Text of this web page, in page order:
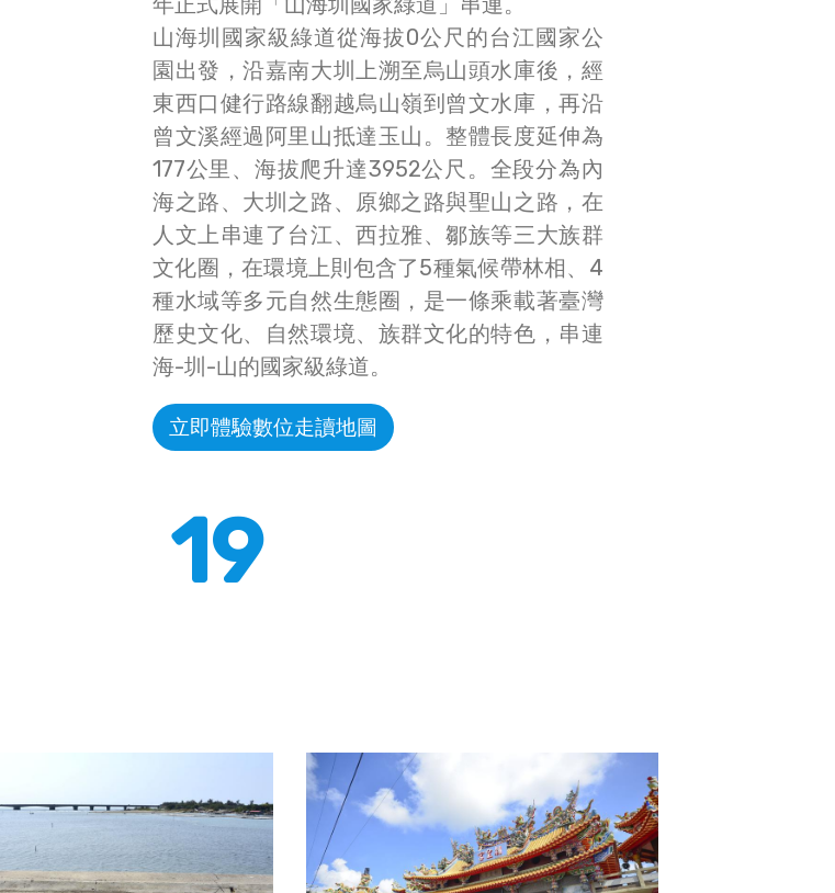
山海圳國家級綠道從海拔0公尺的台江國家公
園出發，沿嘉南大圳上溯至烏山頭水庫後，經
東西口健行路線翻越烏山嶺到曾文水庫，再沿
曾文溪經過阿里山抵達玉山。整體長度延伸為
177公里、海拔爬升達3952公尺。全段分為內
海之路、大圳之路、原鄉之路與聖山之路，在
人文上串連了台江、西拉雅、鄒族等三大族群
文化圈，在環境上則包含了5種氣候帶林相、4
種水域等多元自然生態圈，是一條乘載著臺灣
歷史文化、自然環境、族群文化的特色，串連
海-圳-山的國家級綠道。
立即體驗數位走讀地圖
19